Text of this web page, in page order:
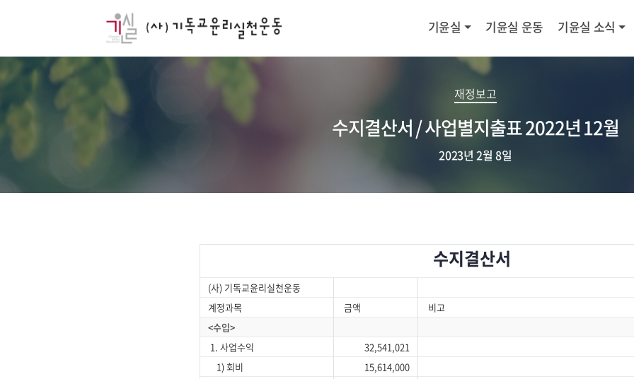
기윤실 기윤실 운동 기윤실 소식
재정보고
수지결산서 / 사업별지출표 2022년 12월
2023년 2월 8일
수지결산서
(사) 기독교윤리실천운동
계정과목
금액
비고
<수입>
1. 사업수익
32,541,021
1) 회비
15,614,000